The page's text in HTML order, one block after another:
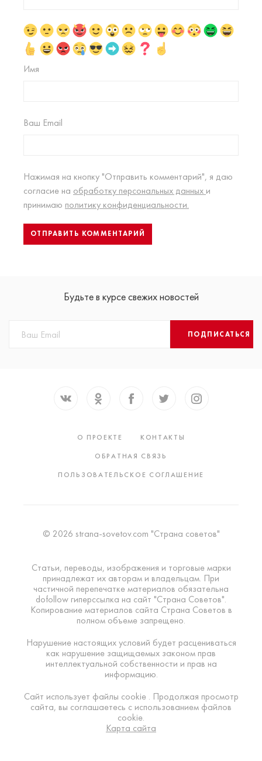
Имя
Ваш Email
Нажимая на кнопку "Отправить комментарий", я даю
согласие на обработку персональных данных и
принимаю политику конфиденциальности.
Будьте в курсе свежих новостей
ПОДПИСАТЬСЯ
О ПРОЕКТЕ
КОНТАКТЫ
ОБРАТНАЯ СВЯЗЬ
ПОЛЬЗОВАТЕЛЬСКОЕ СОГЛАШЕНИЕ
© 2026 strana-sovetov.com "Страна советов"
Статьи, переводы, изображения и торговые марки
принадлежат их авторам и владельцам. При
частичной перепечатке материалов обязательна
dofollow гиперссылка на сайт "Страна Советов".
Копирование материалов сайта Страна Советов в
полном объеме запрещено.
Нарушение настоящих условий будет расцениваться
как нарушение защищаемых законом прав
интеллектуальной собственности и прав на
информацию.
Сайт использует файлы cookie . Продолжая просмотр
сайта, вы соглашаетесь с использованием файлов
cookie.
Карта сайта